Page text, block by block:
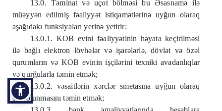
13.0. Təminat və uçot bölməsi bu Əsasnamə ilə
müəyyən edilmiş fəaliyyət istiqamətlərinə uyğun olaraq
aşağıdakı funksiyaları yerinə yetirir:
13.0.1. KOB evini fəaliyyətinin həyata keçirilməsi
ilə bağlı elektron lövhələr və işarələrlə, dövlət və özəl
qurumların və KOB evinin işçilərini texniki avadanlıqlar
və qurğularla təmin etmək;
13.0.2. vəsaitlərin xərclər smetasına uyğun olaraq
sərf olunmasını təmin etmək;